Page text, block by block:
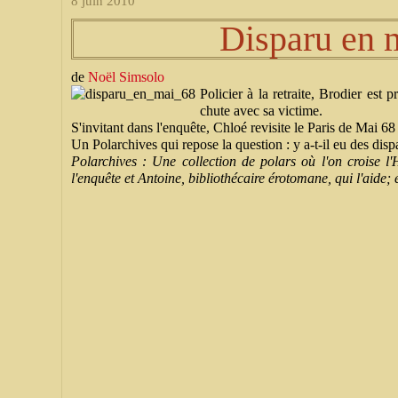
Disparu en
de Noël Simsolo
Policier à la retraite, Brodier est
chute avec sa victime.
S'invitant dans l'enquête, Chloé revisite le Paris de Mai 68
Un Polarchives qui repose la question : y a-t-il eu des
Polarchives : Une collection de polars où l'on croise
l'enquête et Antoine, bibliothécaire érotomane, qui l'aide;